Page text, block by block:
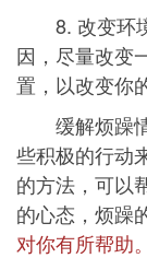
8. 改变环境
因，尽量改变
置，以改变你
缓解烦躁情
些积极的行动
的方法，可以
的心态，烦躁
对你有所帮助。